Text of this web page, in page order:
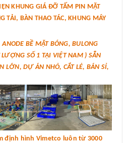
KHUNG GIÁ ĐỠ TẤM PIN MẶT
TẢI, BÀN THAO TÁC, KHUNG MÁY
BỀ MẶT BÓNG, BULONG
SỐ 1 TẠI VIỆT NAM ) SẴN
LỚN, DỰ ÁN NHỎ, CẮT LẺ, BÁN SỈ,
định hình Vimetco luôn từ 3000